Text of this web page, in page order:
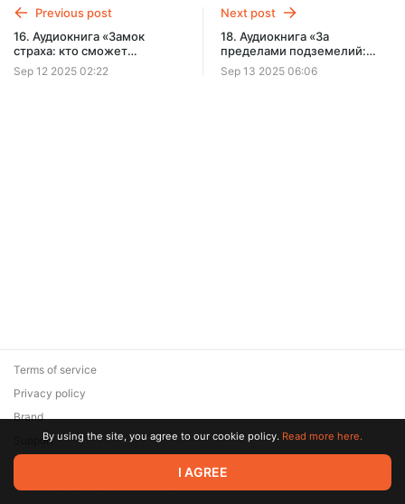
Фантастика целиком, без рекламы и ограничений!
Previous post
16. Аудиокнига «Замок
страха: кто сможет
сбежать?»
Sep 12 2025 02:22
Next post
18. Аудиокнига «За
пределами подземелий:
тайны северной тундры!»
Sep 13 2025 06:06
© 2026 Zaya Solutions Limited. All rights reserved. All trademarks
are the property of their respective owners.
Terms of service
Privacy policy
Brand
SupportBy using the site, you agree to our cookie policy. Read more here.
I AGREE